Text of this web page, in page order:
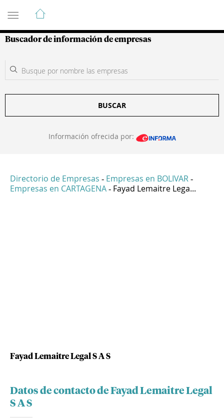
Guía de Empresas Colombianas
Buscador de información de empresas
BUSCAR
Información ofrecida por:
Directorio de Empresas - Empresas en BOLIVAR -
Empresas en CARTAGENA - Fayad Lemaitre Lega...
Fayad Lemaitre Legal S A S
Datos de contacto de Fayad Lemaitre Legal
S A S